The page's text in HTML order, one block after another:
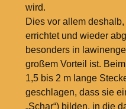
wird.
Dies vor allem
errichtet und wieder
besonders in
großem Vorteil ist.
1,5 bis 2 m lange
geschlagen, dass sie
„Schar“) bilden, in die